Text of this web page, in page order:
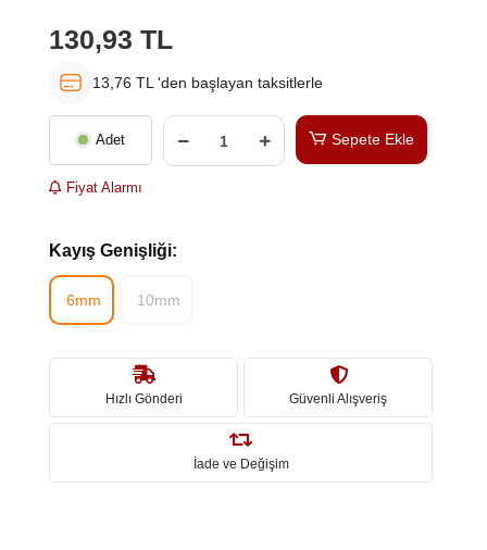
130,93 TL
13,76 TL 'den başlayan taksitlerle
Adet Sepete Ekle
Fiyat Alarmı
Kayış Genişliği:
6mm 10mm
Hızlı Gönderi Güvenli Alışveriş
İade ve Değişim